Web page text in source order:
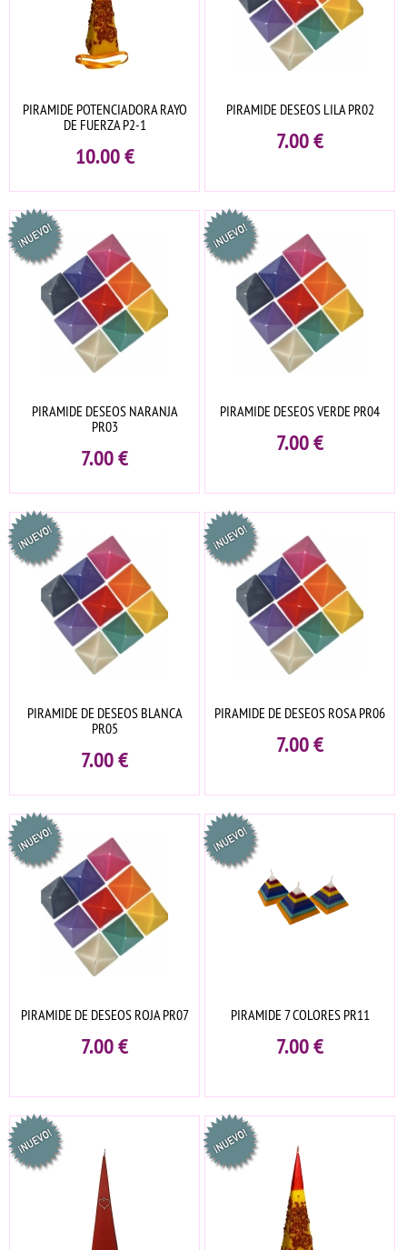
PIRAMIDE POTENCIADORA RAYO
DE FUERZA P2-1
10.00€
PIRAMIDE DESEOS LILA PR02
7.00€
PIRAMIDE DESEOS NARANJA
PR03
7.00€
PIRAMIDE DESEOS VERDE PR04
7.00€
PIRAMIDE DE DESEOS BLANCA
PR05
7.00€
PIRAMIDE DE DESEOS ROSA PR06
7.00€
PIRAMIDE DE DESEOS ROJA PR07
7.00€
PIRAMIDE 7 COLORES PR11
7.00€